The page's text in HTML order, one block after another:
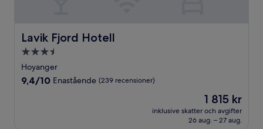
Lavik Fjord Hotell
Lavik Fjord Hotell
3.5-
stjärnigt
boende
Hoyanger
9.4
9,4/10 Enastående (239 recensioner)
Priset
är
1 815 kr
1 815 kr
inklusive skatter och avgifter
26 aug. – 27 aug.